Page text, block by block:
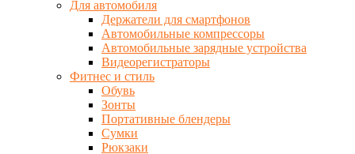
Для автомобиля
Держатели для смартфонов
Автомобильные компрессоры
Автомобильные зарядные устройства
Видеорегистраторы
Фитнес и стиль
Обувь
Зонты
Портативные блендеры
Сумки
Рюкзаки